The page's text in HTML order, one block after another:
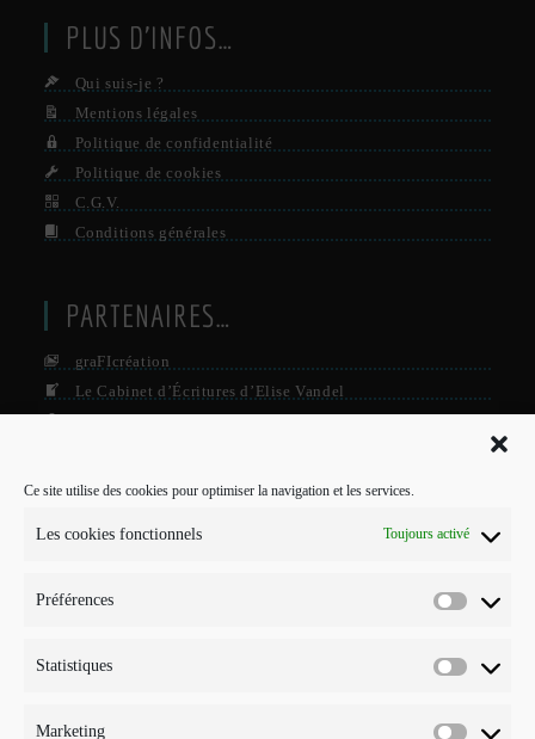
Ce site utilise des cookies pour optimiser la navigation et les services.
Les cookies fonctionnels Toujours activé
Préférences
Statistiques
Marketing
PLUS D’INFOS…
Qui suis-je ?
Mentions légales
Politique de confidentialité
Politique de cookies
C.G.V.
Conditions générales
PARTENAIRES…
graFIcréation
Le Cabinet d’Écritures d’Elise Vandel
La Firme
POUR ME CONTACTER…
Mobile :
E-mail :